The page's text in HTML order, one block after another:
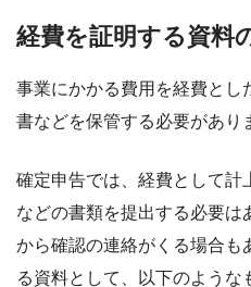
経費を証明する資料
事業にかかる費用を経費とし
書などを保管する必要があり
確定申告では、経費として計
などの書類を提出する必要
から確認の連絡がくる場合も
る資料として、以下のような